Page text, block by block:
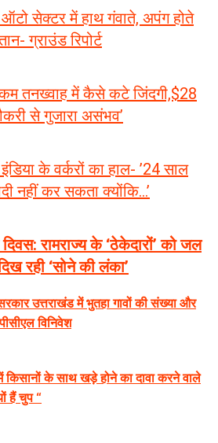
सेक्टर में हाथ गंवाते, अपंग होते
ग्राउंड रिपोर्ट
तनख्वाह में कैसे कटे जिंदगी,$28
से गुजारा असंभव’
के वर्करों का हाल- ’24 साल
नहीं कर सकता क्योंकि…’
रामराज्य के ‘ठेकेदारों’ को जल
रही ‘सोने की लंका’
उत्तराखंड में भुतहा गावों की संख्या और
विनिवेश
के साथ खड़े होने का दावा करने वाले
हैं चुप “